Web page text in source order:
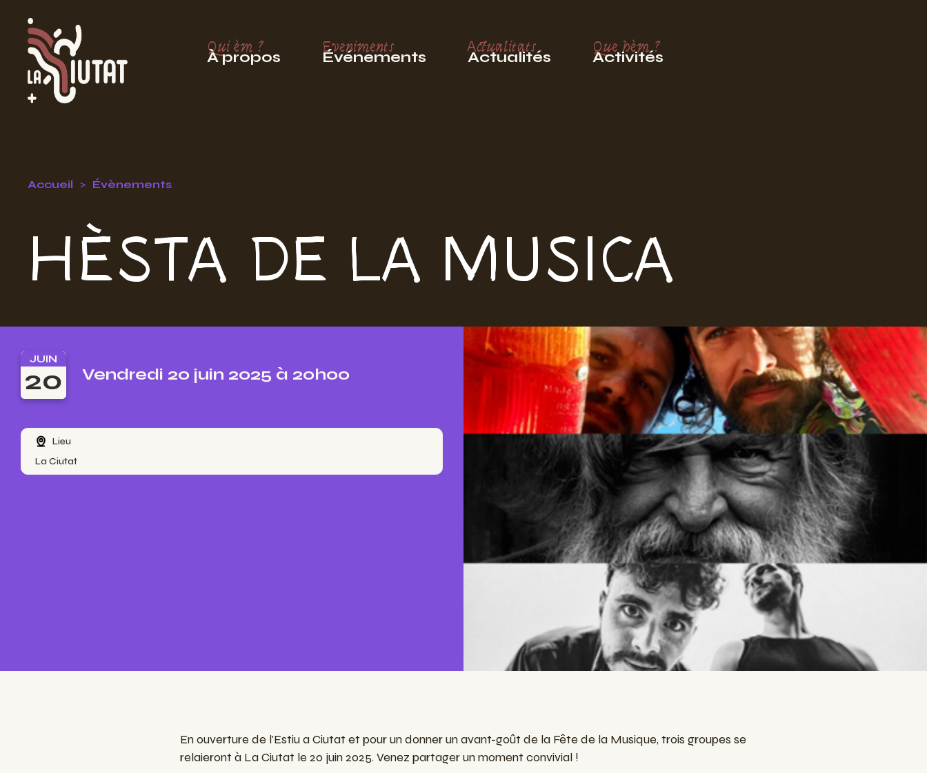
Qui èm ?
À propos
Eveniments
Événements
Actualitats
Actualités
Que hèm ?
Activités
Accueil Évènements
HÈSTA DE LA MUSICA
JUIN
20 Vendredi 20 juin 2025 à 20h00
Lieu
La Ciutat
En ouverture de l'Estiu a Ciutat et pour un donner un avant-goût de la Fête de la Musique, trois groupes se
relaieront à La Ciutat le 20 juin 2025. Venez partager un moment convivial !